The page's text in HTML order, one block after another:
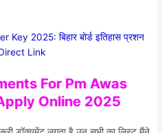
2025: बिहार बोर्ड इतिहास प्रशन
Link
For Pm Awas
Online 2025